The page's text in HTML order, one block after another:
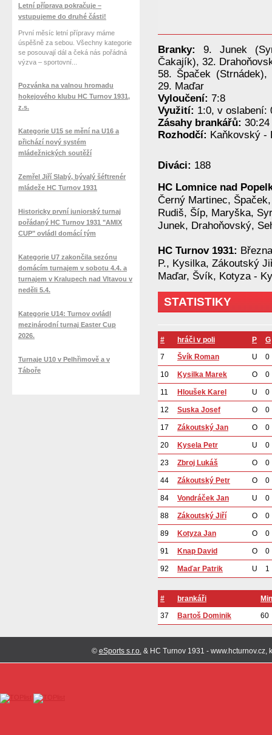
Branky:
9. Junek
Čakajík), 32.
58. Špaček
29. Maďar
Vyloučení: 7:8
Využití: 1:0, v oslabení:
Zásahy brankářů:
Rozhodčí: Kaňkovský -
Diváci: 188
HC Lomnice nad
Černý Martinec,
Rudiš, Šíp, Maryška,
Junek, Drahoňovský,
HC Turnov 1931:
P., Kysilka, Zákoutský
Maďar, Švík, Kotyza -
STATISTIKY
# hráči v poli P
G
7
Švík Roman U 0
10 Kysilka Marek O 0
11 Hloušek Karel U 0
12 Suska Josef O 0
17 Zákoutský Jan O 0
20 Kysela Petr U 0
23 Zbroj Lukáš O 0
44 Zákoutský Petr O 0
84 Vondráček Jan U 0
88 Zákoutský Jiří O 0
89 Kotyza Jan O 0
91 Knap David O 0
92 Maďar Patrik U 1
# brankáři
Min
37
Bartoš Dominik 60
Letní příprava pokračuje –
vstupujeme do druhé části!
První měsíc letní přípravy máme
úspěšně za sebou. Všechny kategorie
se posouvají dál a čeká nás pořádná
výzva – sportovní...
Pozvánka na valnou hromadu
hokejového klubu HC Turnov 1931,
z.s.
Kategorie U15 se mění na U16 a
přichází nový systém
mládežnických soutěží
Zemřel Jiří Slabý, bývalý šéftrenér
mládeže HC Turnov 1931
Historicky první juniorský turnaj
pořádaný HC Turnov 1931 "AMIX
CUP" ovládl domácí tým
Kategorie U7 zakončila sezónu
domácím turnajem v sobotu 4.4. a
turnajem v Kralupech nad Vltavou v
neděli 5.4.
Kategorie U14: Turnov ovládl
mezinárodní turnaj Easter Cup
2026.
Turnaje U10 v Pelhřimově a v
Táboře
© eSports s.r.o.& HC Turnov 1931 -